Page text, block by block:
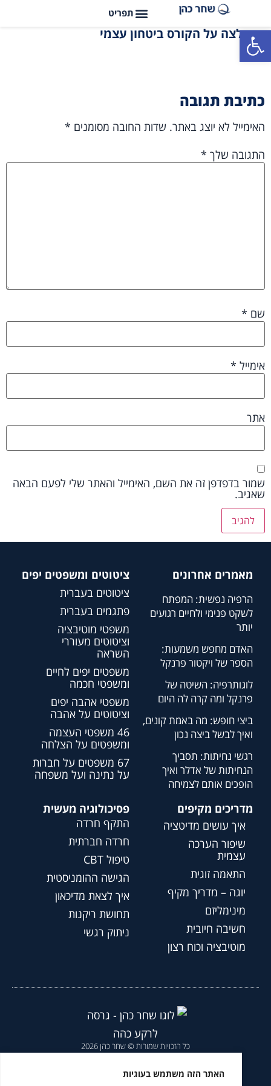
פתח סרגל נגישות
האתר הזה משתמש בעוגיות
המלצה על הקורס ביטחון עצמי
כתיבת תגובה
האימייל לא יוצג באתר. שדות החובה מסומנים *
התגובה שלך *
שם *
אימייל *
אתר
שמור בדפדפן זה את השם, האימייל והאתר שלי לפעם הבאה
שאגיב.
מאמרים אחרונים
הרפיה נפשית: המפתח
לשקט פנימי ולחיים רגועים
יותר
האדם מחפש משמעות:
הספר של ויקטור פרנקל
לוגותרפיה: השיטה של
פרנקל ומה קרה לה היום
ביצי חופש: מה באמת קונים,
ואיך לבשל ביצה נכון
רגשי נחיתות: תסביך
הנחיתות של אדלר ואיך
הופכים אותם לצמיחה
ציטוטים ומשפטים יפים
ציטוטים בעברית
פתגמים בעברית
משפטי מוטיבציה
וציטוטים מעוררי
השראה
משפטים יפים לחיים
ומשפטי חכמה
משפטי אהבה יפים
וציטוטים על אהבה
46 משפטי העצמה
ומשפטים על הצלחה
67 משפטים על חברות
על נתינה ועל משפחה
מדריכים מקיפים
איך עושים מדיטציה
שיפור הערכה
עצמית
התאמה זוגית
יוגה – מדריך מקיף
מינימליזם
חשיבה חיובית
מוטיבציה וכוח רצון
פסיכולוגיה מעשית
התקף חרדה
חרדה חברתית
טיפול CBT
הגישה ההומניסטית
איך לצאת מדיכאון
תחושת ריקנות
ניתוק רגשי
כל הזכויות שמורות © שחר כהן 2026
הצהרת נגישות|מדיניות פרטיות